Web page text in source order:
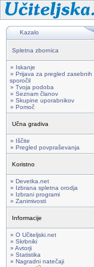
Kazalo
Spletna zbornica
» Iskanje
» Prijava za pregled zasebnih
sporočil
» Tvoja podoba
» Seznam članov
» Skupine uporabnikov
» Pomoč
Učna gradiva
» Iščite
» Pregled povpraševanja
Koristno
» Devetka.net
» Izbrana spletna orodja
» Izbrani programi
» Zanimivosti
Informacije
» O Učiteljski.net
» Skrbniki
» Avtorji
» Statistika
» Nagradni natečaji